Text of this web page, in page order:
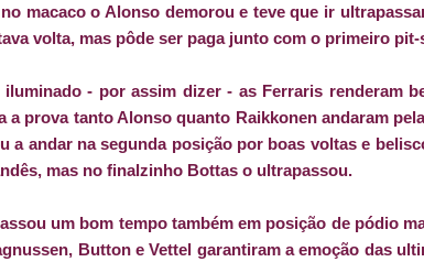
macaco o Alonso demorou e teve que ir
volta, mas pôde ser paga junto com o primeiro
iluminado - por assim dizer - as Ferraris renderam
a prova tanto Alonso quanto Raikkonen andaram
a andar na segunda posição por boas voltas e
mas no finalzinho Bottas o ultrapassou.
um bom tempo também em posição de pódio
Button e Vettel garantiram a emoção das